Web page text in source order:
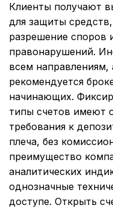
Клиенты получают
для защиты
разрешение споров
правонарушений.
всем направлениям,
рекомендуется
начинающих.
типы счетов имеют
требования к
плеча, без
преимущество
аналитических
однозначные
доступе. Открыть